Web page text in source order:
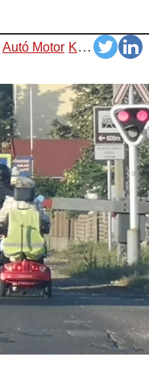
Autó Motor Képek